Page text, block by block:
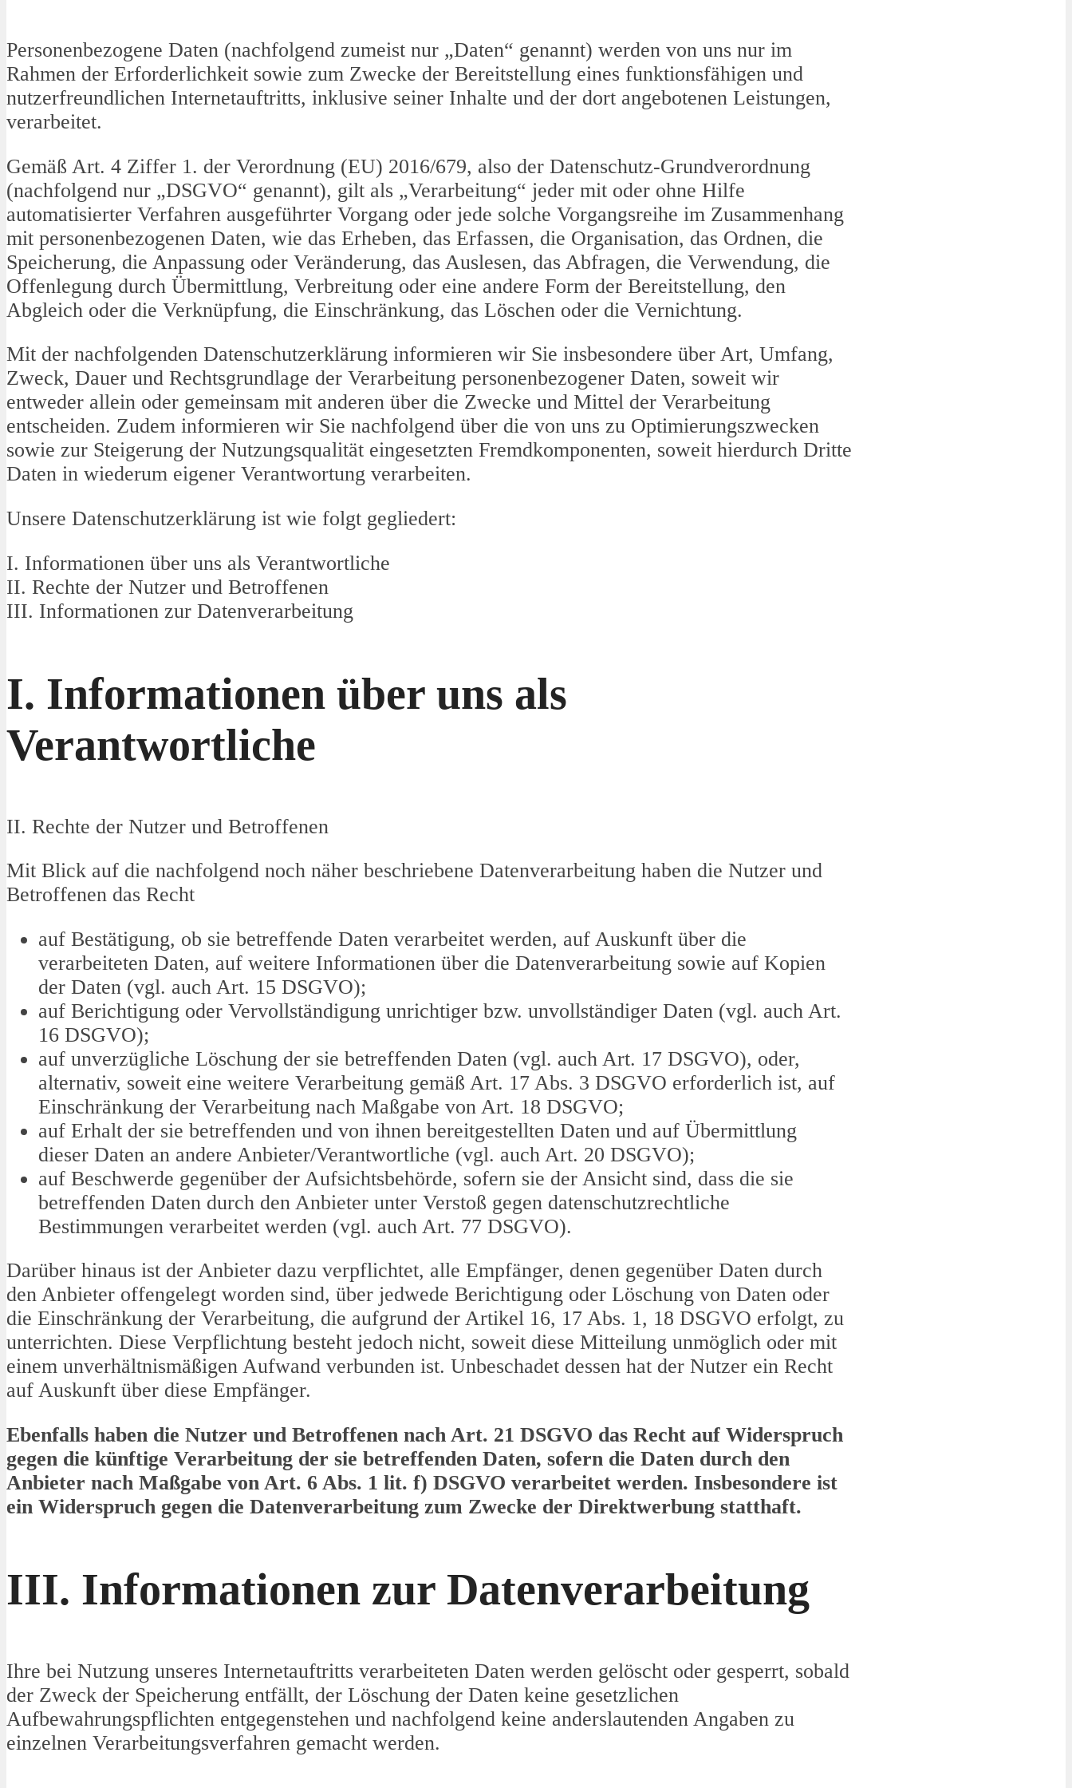
Personenbezogene Daten (nachfolgend zumeist nur „Daten“ genannt) werden von uns nur im
Rahmen der Erforderlichkeit sowie zum Zwecke der Bereitstellung eines funktionsfähigen und
nutzerfreundlichen Internetauftritts, inklusive seiner Inhalte und der dort angebotenen Leistungen,
verarbeitet.
Gemäß Art. 4 Ziffer 1. der Verordnung (EU) 2016/679, also der Datenschutz-Grundverordnung
(nachfolgend nur „DSGVO“ genannt), gilt als „Verarbeitung“ jeder mit oder ohne Hilfe
automatisierter Verfahren ausgeführter Vorgang oder jede solche Vorgangsreihe im Zusammenhang
mit personenbezogenen Daten, wie das Erheben, das Erfassen, die Organisation, das Ordnen, die
Speicherung, die Anpassung oder Veränderung, das Auslesen, das Abfragen, die Verwendung, die
Offenlegung durch Übermittlung, Verbreitung oder eine andere Form der Bereitstellung, den
Abgleich oder die Verknüpfung, die Einschränkung, das Löschen oder die Vernichtung.
Mit der nachfolgenden Datenschutzerklärung informieren wir Sie insbesondere über Art, Umfang,
Zweck, Dauer und Rechtsgrundlage der Verarbeitung personenbezogener Daten, soweit wir
entweder allein oder gemeinsam mit anderen über die Zwecke und Mittel der Verarbeitung
entscheiden. Zudem informieren wir Sie nachfolgend über die von uns zu Optimierungszwecken
sowie zur Steigerung der Nutzungsqualität eingesetzten Fremdkomponenten, soweit hierdurch Dritte
Daten in wiederum eigener Verantwortung verarbeiten.
Unsere Datenschutzerklärung ist wie folgt gegliedert:
I. Informationen über uns als Verantwortliche
II. Rechte der Nutzer und Betroffenen
III. Informationen zur Datenverarbeitung
I. Informationen über uns als
Verantwortliche
II. Rechte der Nutzer und Betroffenen
Mit Blick auf die nachfolgend noch näher beschriebene Datenverarbeitung haben die Nutzer und
Betroffenen das Recht
auf Bestätigung, ob sie betreffende Daten verarbeitet werden, auf Auskunft über die
verarbeiteten Daten, auf weitere Informationen über die Datenverarbeitung sowie auf Kopien
der Daten (vgl. auch Art. 15 DSGVO);
auf Berichtigung oder Vervollständigung unrichtiger bzw. unvollständiger Daten (vgl. auch Art.
16 DSGVO);
auf unverzügliche Löschung der sie betreffenden Daten (vgl. auch Art. 17 DSGVO), oder,
alternativ, soweit eine weitere Verarbeitung gemäß Art. 17 Abs. 3 DSGVO erforderlich ist, auf
Einschränkung der Verarbeitung nach Maßgabe von Art. 18 DSGVO;
auf Erhalt der sie betreffenden und von ihnen bereitgestellten Daten und auf Übermittlung
dieser Daten an andere Anbieter/Verantwortliche (vgl. auch Art. 20 DSGVO);
auf Beschwerde gegenüber der Aufsichtsbehörde, sofern sie der Ansicht sind, dass die sie
betreffenden Daten durch den Anbieter unter Verstoß gegen datenschutzrechtliche
Bestimmungen verarbeitet werden (vgl. auch Art. 77 DSGVO).
Darüber hinaus ist der Anbieter dazu verpflichtet, alle Empfänger, denen gegenüber Daten durch
den Anbieter offengelegt worden sind, über jedwede Berichtigung oder Löschung von Daten oder
die Einschränkung der Verarbeitung, die aufgrund der Artikel 16, 17 Abs. 1, 18 DSGVO erfolgt, zu
unterrichten. Diese Verpflichtung besteht jedoch nicht, soweit diese Mitteilung unmöglich oder mit
einem unverhältnismäßigen Aufwand verbunden ist. Unbeschadet dessen hat der Nutzer ein Recht
auf Auskunft über diese Empfänger.
Ebenfalls haben die Nutzer und Betroffenen nach Art. 21 DSGVO das Recht auf Widerspruch
gegen die künftige Verarbeitung der sie betreffenden Daten, sofern die Daten durch den
Anbieter nach Maßgabe von Art. 6 Abs. 1 lit. f) DSGVO verarbeitet werden. Insbesondere ist
ein Widerspruch gegen die Datenverarbeitung zum Zwecke der Direktwerbung statthaft.
III. Informationen zur Datenverarbeitung
Ihre bei Nutzung unseres Internetauftritts verarbeiteten Daten werden gelöscht oder gesperrt, sobald
der Zweck der Speicherung entfällt, der Löschung der Daten keine gesetzlichen
Aufbewahrungspflichten entgegenstehen und nachfolgend keine anderslautenden Angaben zu
einzelnen Verarbeitungsverfahren gemacht werden.